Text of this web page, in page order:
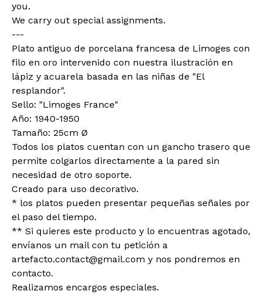
you.
We carry out special assignments.
---
Plato antiguo de porcelana francesa de Limoges con
filo en oro intervenido con nuestra ilustración en
lápiz y acuarela basada en las niñas de "El
resplandor".
Sello: "Limoges France"
Año: 1940-1950
Tamaño: 25cm Ø
Todos los platos cuentan con un gancho trasero que
permite colgarlos directamente a la pared sin
necesidad de otro soporte.
Creado para uso decorativo.
* los platos pueden presentar pequeñas señales por
el paso del tiempo.
** Si quieres este producto y lo encuentras agotado,
envíanos un mail con tu petición a
artefacto.contact@gmail.com y nos pondremos en
contacto.
Realizamos encargos especiales.